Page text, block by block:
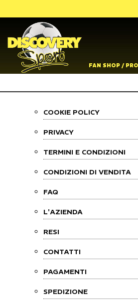
FAN SHOP /
COOKIE POLICY
PRIVACY
TERMINI E CONDIZIONI
CONDIZIONI DI VENDITA
FAQ
L'AZIENDA
RESI
CONTATTI
PAGAMENTI
SPEDIZIONE